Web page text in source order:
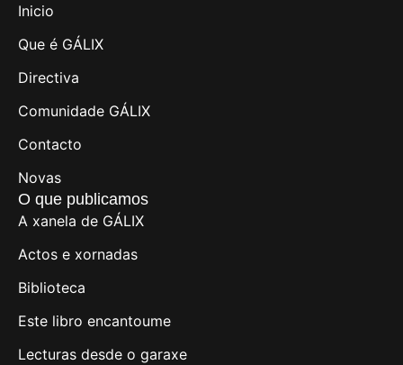
Inicio
Que é GÁLIX
Directiva
Comunidade GÁLIX
Contacto
Novas
O que publicamos
A xanela de GÁLIX
Actos e xornadas
Biblioteca
Este libro encantoume
Lecturas desde o garaxe